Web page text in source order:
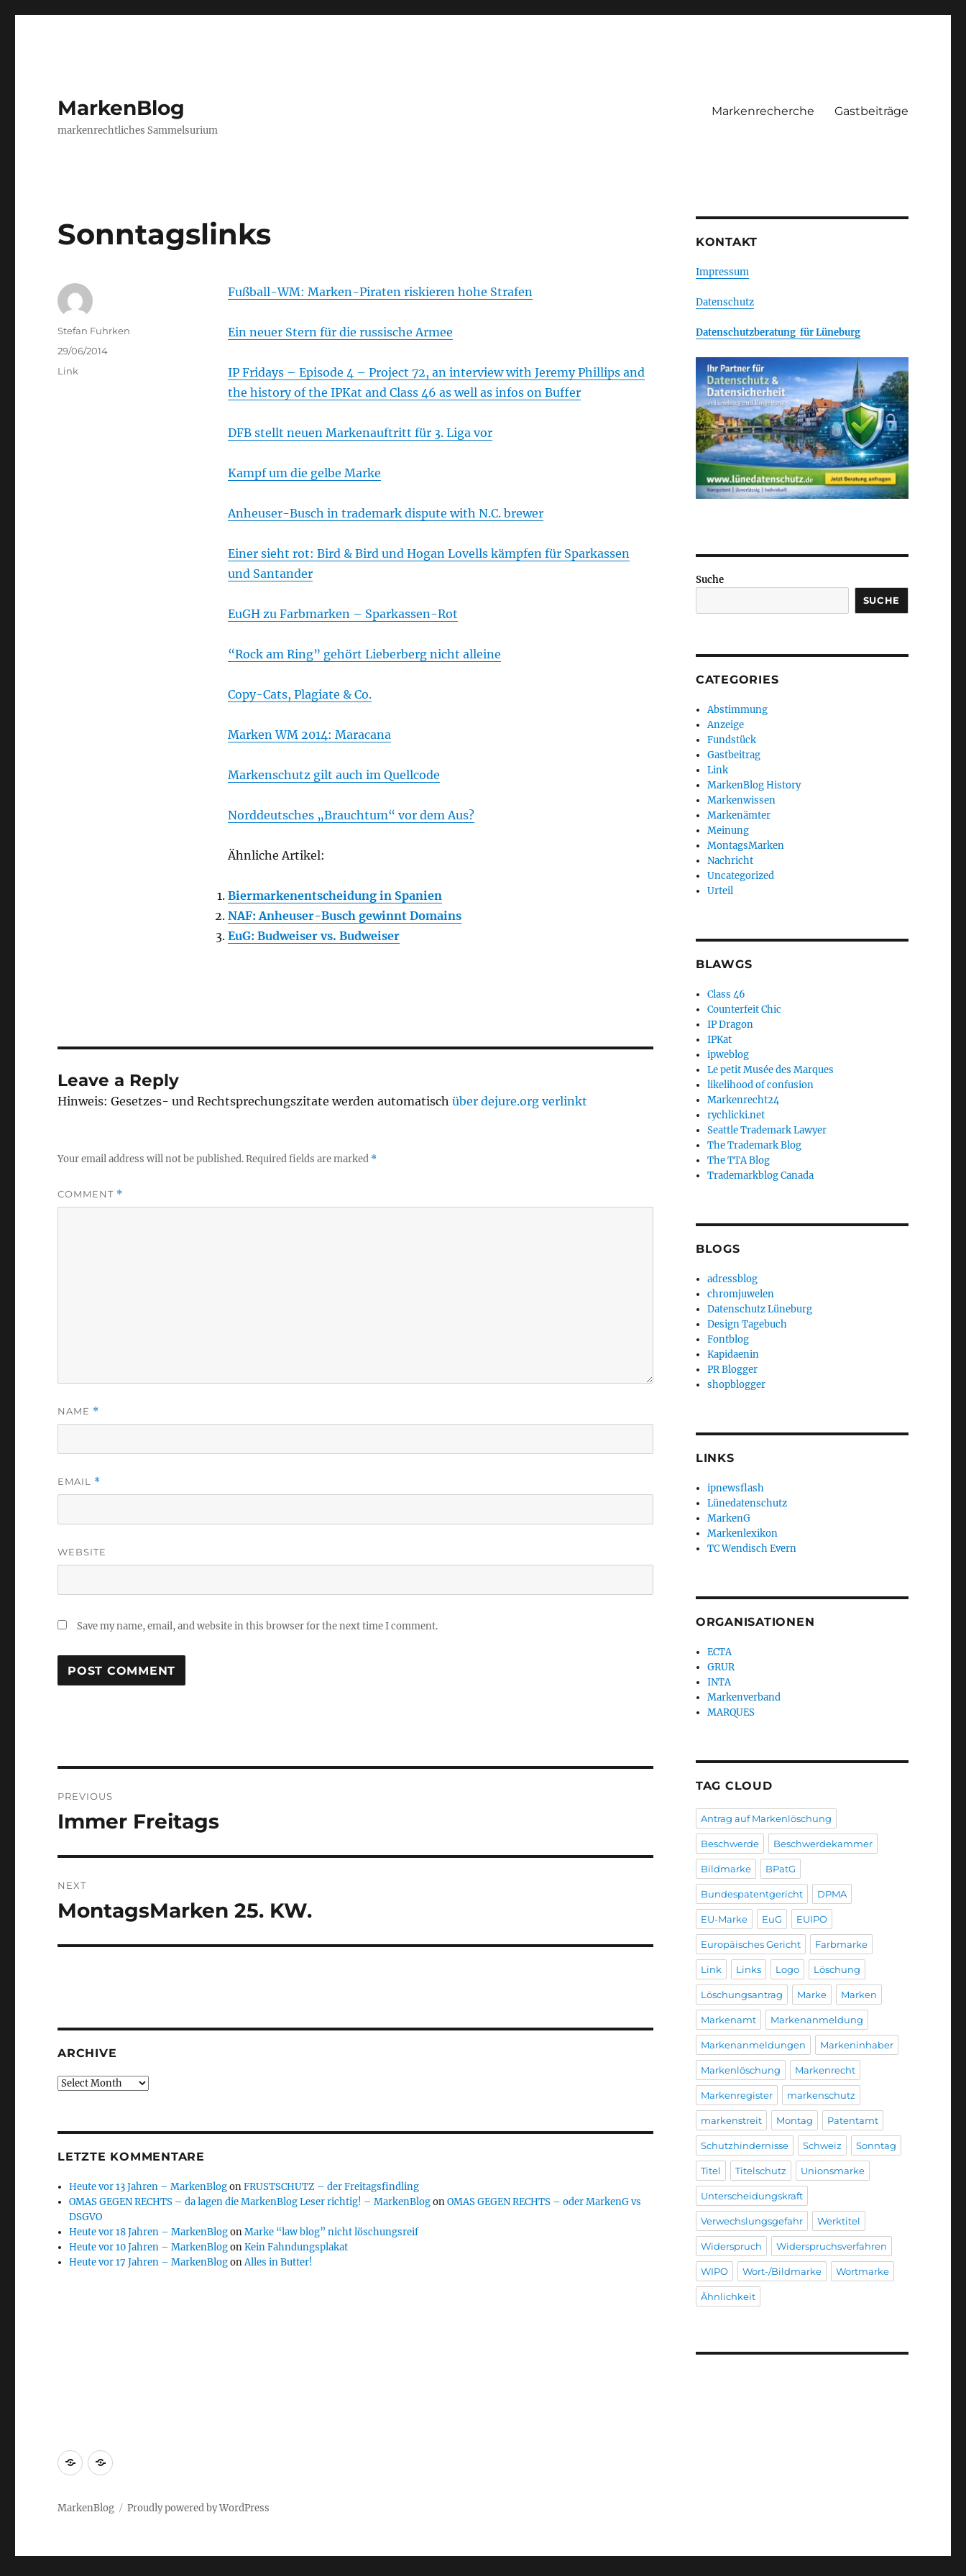
MarkenBlog
markenrechtliches Sammelsurium
Markenrecherche Gastbeiträge
Sonntagslinks
Fußball-WM: Marken-Piraten riskieren hohe Strafen
Ein neuer Stern für die russische Armee
IP Fridays – Episode 4 – Project 72, an interview with Jeremy Phillips and
the history of the IPKat and Class 46 as well as infos on Buffer
DFB stellt neuen Markenauftritt für 3. Liga vor
Kampf um die gelbe Marke
Anheuser-Busch in trademark dispute with N.C. brewer
Einer sieht rot: Bird & Bird und Hogan Lovells kämpfen für Sparkassen
und Santander
EuGH zu Farbmarken – Sparkassen-Rot
“Rock am Ring” gehört Lieberberg nicht alleine
Copy-Cats, Plagiate & Co.
Marken WM 2014: Maracana
Markenschutz gilt auch im Quellcode
Norddeutsches „Brauchtum“ vor dem Aus?
Ähnliche Artikel:
Biermarkenentscheidung in Spanien
NAF: Anheuser-Busch gewinnt Domains
EuG: Budweiser vs. Budweiser
Author
Stefan Fuhrken
Posted
on
29/06/2014
Categories
Link
Leave a Reply
Hinweis: Gesetzes- und Rechtsprechungszitate werden automatischüber dejure.org verlinkt
Your email address will not be published.Required fields are marked *
COMMENT *
NAME *
EMAIL *
WEBSITE
Save my name, email, and website in this browser for the next time I comment.
navigation
PREVIOUS
Previous
Immer Freitags
NEXT
Next
MontagsMarken 25. KW.
ARCHIVE
Archive
LETZTE KOMMENTARE
Heute vor 13 Jahren – MarkenBlogonFRUSTSCHUTZ – der Freitagsfindling
OMAS GEGEN RECHTS – da lagen die MarkenBlog Leser richtig! – MarkenBlogonOMAS GEGEN RECHTS – oder MarkenG vs
DSGVO
Heute vor 18 Jahren – MarkenBlogonMarke “law blog” nicht löschungsreif
Heute vor 10 Jahren – MarkenBlogonKein Fahndungsplakat
Heute vor 17 Jahren – MarkenBlogonAlles in Butter!
KONTAKT
Impressum
Datenschutz
Datenschutzberatung für Lüneburg
Suche
SUCHE
CATEGORIES
Abstimmung
Anzeige
Fundstück
Gastbeitrag
Link
MarkenBlog History
Markenwissen
Markenämter
Meinung
MontagsMarken
Nachricht
Uncategorized
Urteil
BLAWGS
Class 46
Counterfeit Chic
IP Dragon
IPKat
ipweblog
Le petit Musée des Marques
likelihood of confusion
Markenrecht24
rychlicki.net
Seattle Trademark Lawyer
The Trademark Blog
The TTA Blog
Trademarkblog Canada
BLOGS
adressblog
chromjuwelen
Datenschutz Lüneburg
Design Tagebuch
Fontblog
Kapidaenin
PR Blogger
shopblogger
LINKS
ipnewsflash
Lünedatenschutz
MarkenG
Markenlexikon
TC Wendisch Evern
ORGANISATIONEN
ECTA
GRUR
INTA
Markenverband
MARQUES
TAG CLOUD
Antrag auf Markenlöschung
Beschwerde Beschwerdekammer
Bildmarke BPatG
Bundespatentgericht DPMA
EU-Marke EuG EUIPO
Europäisches Gericht Farbmarke
Link Links Logo Löschung
Löschungsantrag Marke Marken
Markenamt Markenanmeldung
Markenanmeldungen Markeninhaber
Markenlöschung Markenrecht
Markenregister markenschutz
markenstreit Montag Patentamt
Schutzhindernisse Schweiz Sonntag
Titel Titelschutz Unionsmarke
Unterscheidungskraft
Verwechslungsgefahr Werktitel
Widerspruch Widerspruchsverfahren
WIPO Wort-/Bildmarke Wortmarke
Ähnlichkeit
Markenrecherche
Gastbeiträge
MarkenBlog Proudly powered by WordPress